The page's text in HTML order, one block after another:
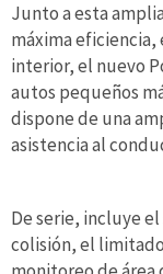
Junto a esta
máxima
interior, el nuevo
autos pequeños
dispone de una
asistencia al
De serie, incluye
colisión, el